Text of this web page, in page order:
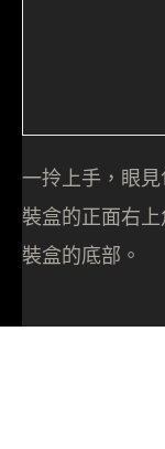
一拎上手，眼
裝盒的正面右
裝盒的底部。